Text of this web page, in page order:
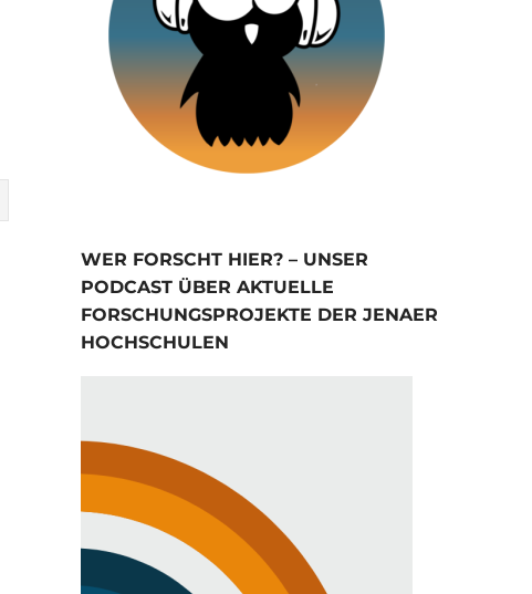
WER FORSCHT HIER? – UNSER
PODCAST ÜBER AKTUELLE
FORSCHUNGSPROJEKTE DER JENAER
HOCHSCHULEN